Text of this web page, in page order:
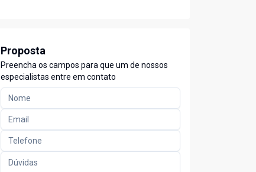
Proposta
Preencha os campos para que um de nossos
especialistas entre em contato